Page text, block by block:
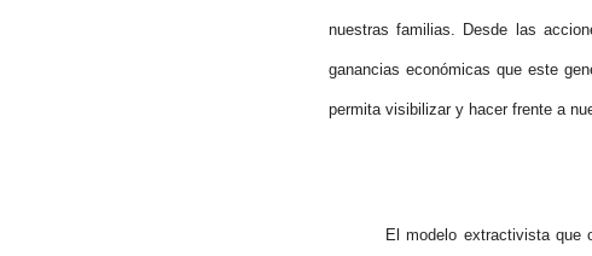
nuestras familias. Desde las
ganancias económicas que este
permita visibilizar y hacer frente a
El modelo extractivista que